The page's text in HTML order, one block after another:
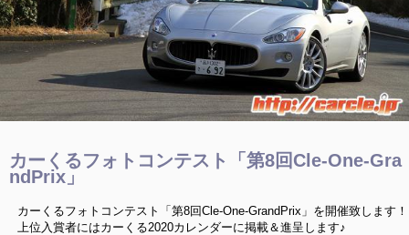
カーくるフォトコンテスト「第8回Cle-One-Gra
ndPrix」
カーくるフォトコンテスト「第8回Cle-One-GrandPrix」を開催致します！
上位入賞者にはカーくる2020カレンダーに掲載＆進呈します♪